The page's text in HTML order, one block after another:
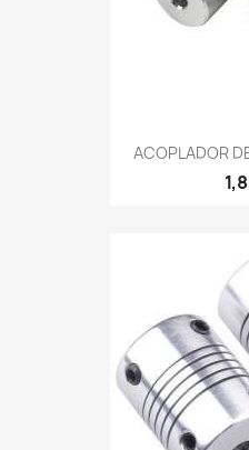
ACOPLADOR